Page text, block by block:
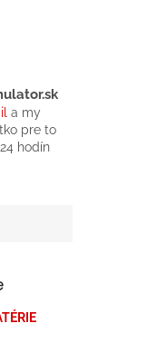
a my
pre to
hodín